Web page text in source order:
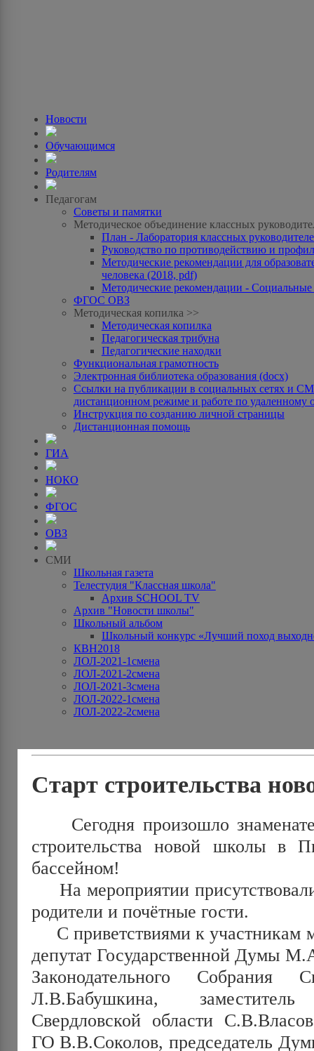
Новости
Обучающимся
Родителям
Педагогам
Советы и памятки
Методическое объединение классных
План - Лаборатория классных
Руководство по противодействию и
Методические рекомендации для
человека (2018, pdf)
Методические рекомендации -
ФГОС ОВЗ
Методическая копилка >>
Методическая копилка
Педагогическая трибуна
Педагогические находки
Функциональная грамотность
Электронная библиотека образования (docx)
Ссылки на публикации в социальных сетях и
дистанционном режиме и работе по удаленному
Инструкция по созданию личной страницы
Дистанционная помощь
ГИА
НОКО
ФГОС
ОВЗ
СМИ
Школьная газета
Телестудия "Классная школа"
Архив SCHOOL TV
Архив "Новости школы"
Школьный альбом
Школьный конкурс «Лучший поход
КВН2018
ЛОЛ-2021-1смена
ЛОЛ-2021-2смена
ЛОЛ-2021-3смена
ЛОЛ-2022-1смена
ЛОЛ-2022-2смена
Старт строительства
Сегодня произошло
строительства новой школы
бассейном!
На мероприятии
родители и почётные гости.
С приветствиями к участникам
депутат Государственной Думы
Законодательного Собрания
Л.В.Бабушкина,
Свердловской области
ГО В.В.Соколов, председатель